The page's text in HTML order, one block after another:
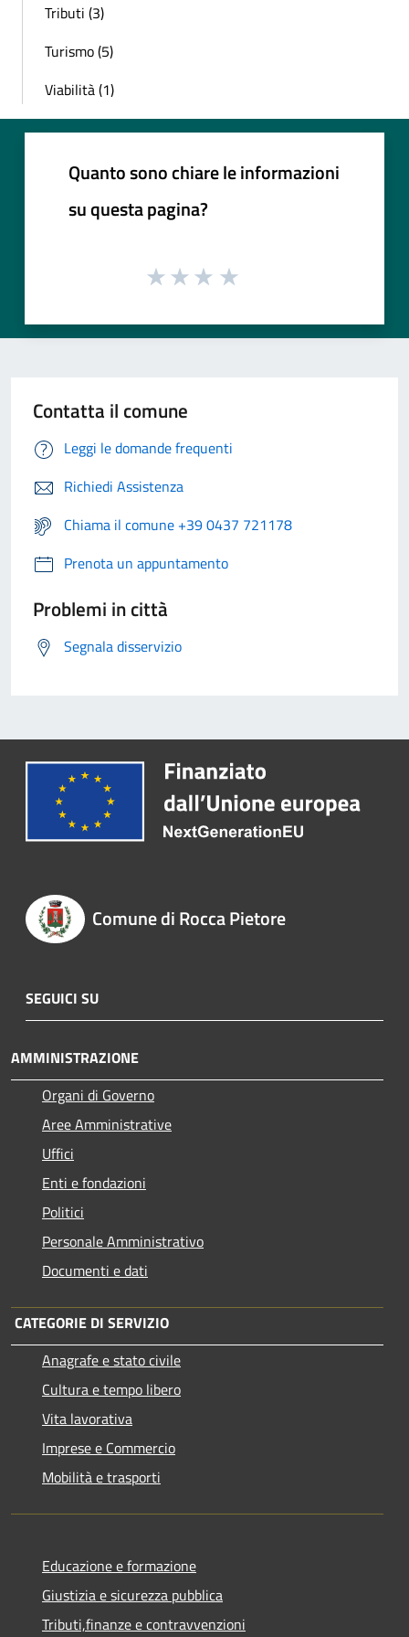
Tributi (3)
Turismo (5)
Viabilità (1)
Quanto sono chiare le informazioni
su questa pagina?
Contatta il comune
Leggi le domande frequenti
Richiedi Assistenza
Chiama il comune +39 0437 721178
Prenota un appuntamento
Problemi in città
Segnala disservizio
Comune di Rocca Pietore
SEGUICI SU
AMMINISTRAZIONE
Organi di Governo
Aree Amministrative
Uffici
Enti e fondazioni
Politici
Personale Amministrativo
Documenti e dati
CATEGORIE DI SERVIZIO
Anagrafe e stato civile
Cultura e tempo libero
Vita lavorativa
Imprese e Commercio
Mobilità e trasporti
Educazione e formazione
Giustizia e sicurezza pubblica
Tributi,finanze e contravvenzioni